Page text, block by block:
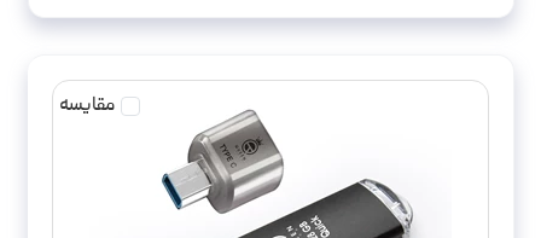
مقایسه